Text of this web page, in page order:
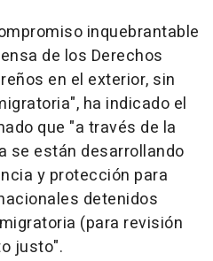
inquebrantable
de los Derechos
en el exterior, sin
ha indicado el
que "a través de la
se están desarrollando
y protección para
detenidos
(para revisión
justo".